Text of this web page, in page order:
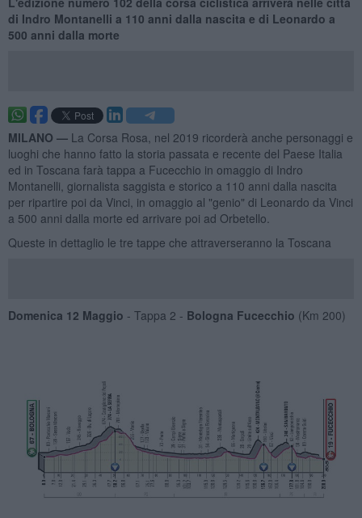
di Indro Montanelli a 110 anni dalla nascita e di Leonardo a
500 anni dalla morte
MILANO — La Corsa Rosa, nel 2019 ricorderà anche personaggi e
luoghi che hanno fatto la storia passata e recente del Paese Italia
ed in Toscana farà tappa a Fucecchio in omaggio di Indro
Montanelli, giornalista saggista e storico a 110 anni dalla nascita
per ripartire poi da Vinci, in omaggio al "genio" di Leonardo da Vinci
a 500 anni dalla morte ed arrivare poi ad Orbetello.
Queste in dettaglio le tre tappe che attraverseranno la Toscana
Domenica 12 Maggio - Tappa 2 - Bologna Fucecchio (Km 200)